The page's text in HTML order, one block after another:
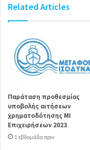
Related Articles
Παράταση προθεσμίας
υποβολής αιτήσεων
χρηματοδότησης ΜΙ
Επιχειρήσεων 2023
1 εβδομάδα πριν